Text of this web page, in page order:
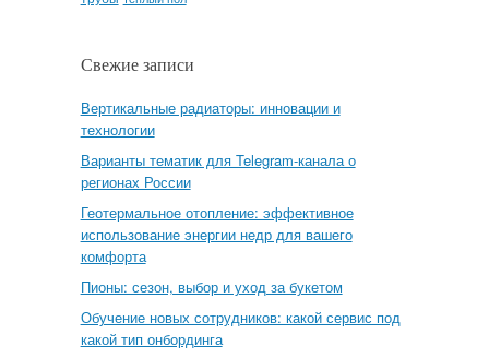
Свежие записи
Вертикальные радиаторы: инновации и
технологии
Варианты тематик для Telegram-канала о
регионах России
Геотермальное отопление: эффективное
использование энергии недр для вашего
комфорта
Пионы: сезон, выбор и уход за букетом
Обучение новых сотрудников: какой сервис под
какой тип онбординга